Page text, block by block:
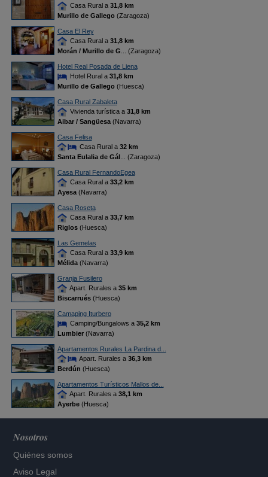
Casa Rural a 31,8 km
Murillo de Gallego(Zaragoza)
Casa El Rey
Casa Rural a 31,8 km
Morán / Murillo de G ... (Zaragoza)
Hotel Real Posada de Liena
Hotel Rural a 31,8 km
Murillo de Gallego(Huesca)
Casa Rural Zabaleta
Vivienda turística a 31,8 km
Aibar / Sangüesa(Navarra)
Casa Felisa
Casa Rural a 32 km
Santa Eulalia de Gál... (Zaragoza)
Casa Rural FernandoEgea
Casa Rural a 33,2 km
Ayesa(Navarra)
Casa Roseta
Casa Rural a 33,7 km
Riglos(Huesca)
Las Gemelas
Casa Rural a 33,9 km
Mélida(Navarra)
Granja Fusilero
Apart. Rurales a 35 km
Biscarrués(Huesca)
Camaping Iturbero
Camping/Bungalows a 35,2 km
Lumbier(Navarra)
Apartamentos Rurales La Pardina d...
Apart. Rurales a 36,3 km
Berdún (Huesca)
Apartamentos Turísticos Mallos de...
Apart. Rurales a 38,1 km
Ayerbe(Huesca)
Nosotros
Quiénes somos
Aviso Legal